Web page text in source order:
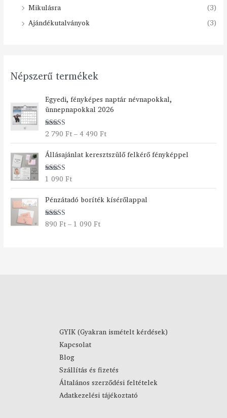
Mikulásra
(3)
Ajándékutalványok
(3)
Népszerű termékek
Egyedi, fényképes naptár névnapokkal,
ünnepnapokkal 2026
Értékelés:
2 790Ft – 4 490Ft
r
t
r
t
o
n
y
0
Állásajánlat keresztszülő felkérő fényképpel
Értékelés:
1 090Ft
Pénzátadó boríték kísérőlappal
Értékelés:
890Ft – 1 090Ft
Á
r
a
0
t
1
0
GYIK (Gyakran ismételt kérdések)
Kapcsolat
Blog
Szállítás és fizetés
Általános szerződési feltételek
Adatkezelési tájékoztató